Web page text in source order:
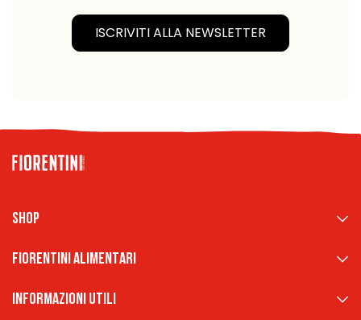
ISCRIVITI ALLA NEWSLETTER
Shop
Fiorentini Alimentari
Informazioni Utili